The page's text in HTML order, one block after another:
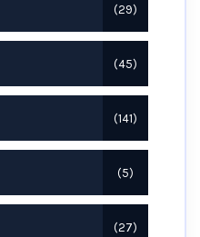
29
45
141
5
27